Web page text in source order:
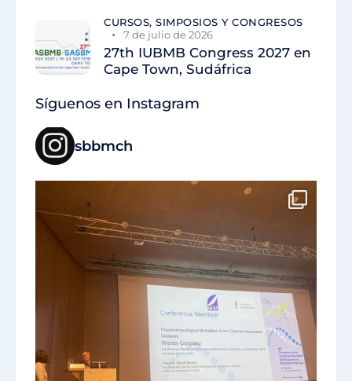
CURSOS, SIMPOSIOS Y CONGRESOS
7 de julio de 2026
27th IUBMB Congress 2027 en
Cape Town, Sudáfrica
Síguenos en Instagram
sbbmch